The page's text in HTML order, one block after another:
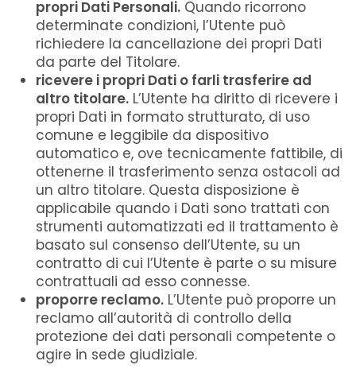
propri Dati Personali. Quando ricorrono
determinate condizioni, l’Utente può
richiedere la cancellazione dei propri Dati
da parte del Titolare.
ricevere i propri Dati o farli trasferire ad
altro titolare. L’Utente ha diritto di ricevere i
propri Dati in formato strutturato, di uso
comune e leggibile da dispositivo
automatico e, ove tecnicamente fattibile, di
ottenerne il trasferimento senza ostacoli ad
un altro titolare. Questa disposizione è
applicabile quando i Dati sono trattati con
strumenti automatizzati ed il trattamento è
basato sul consenso dell’Utente, su un
contratto di cui l’Utente è parte o su misure
contrattuali ad esso connesse.
proporre reclamo. L’Utente può proporre un
reclamo all’autorità di controllo della
protezione dei dati personali competente o
agire in sede giudiziale.